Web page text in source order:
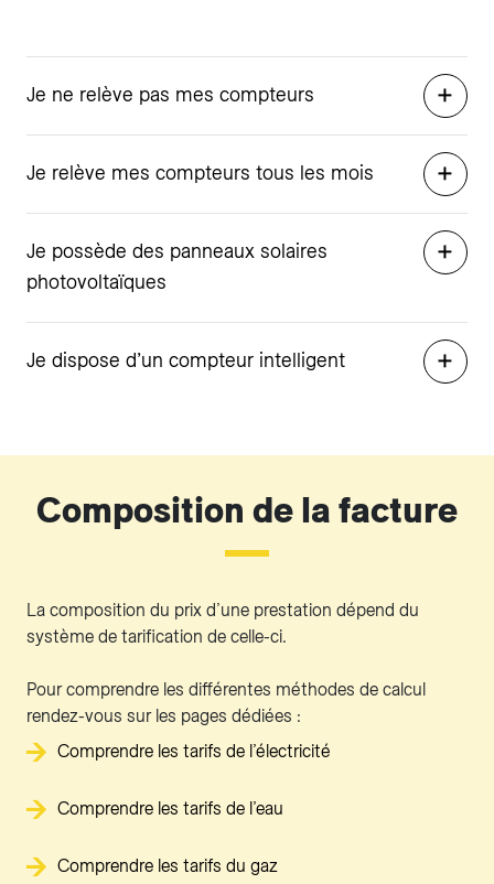
Je ne relève pas mes compteurs
Je relève mes compteurs tous les mois
Je possède des panneaux solaires
photovoltaïques
Je dispose d’un compteur intelligent
Composition de la facture
La composition du prix d’une prestation dépend du
système de tarification de celle-ci.
Pour comprendre les différentes méthodes de calcul
rendez-vous sur les pages dédiées :
Comprendre les tarifs de l’électricité
Comprendre les tarifs de l’eau
Comprendre les tarifs du gaz